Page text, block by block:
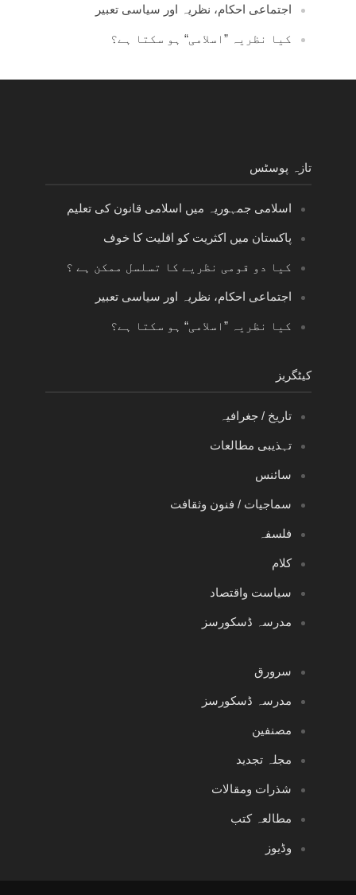
اجتماعی احکام، نظریہ اور سیاسی تعبیر
کیا نظریہ ”اسلامی“ ہو سکتا ہے؟
تازہ پوسٹس
اسلامی جمہوریہ میں اسلامی قانون کی تعلیم
پاکستان میں اکثریت کو اقلیت کا خوف
کیا دو قومی نظریے کا تسلسل ممکن ہے ؟
اجتماعی احکام، نظریہ اور سیاسی تعبیر
کیا نظریہ ”اسلامی“ ہو سکتا ہے؟
کیٹگریز
تاریخ / جغرافیہ
تہذیبی مطالعات
سائنس
سماجیات / فنون وثقافت
فلسفہ
کلام
سیاست واقتصاد
مدرسہ ڈسکورسز
سرورق
مدرسہ ڈسکورسز
مصنفین
مجلہ تجدید
شذرات ومقالات
مطالعہ کتب
وڈیوز